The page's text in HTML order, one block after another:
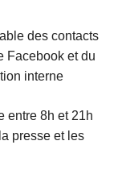
des contacts
Facebook et du
interne
entre 8h et 21h
presse et les